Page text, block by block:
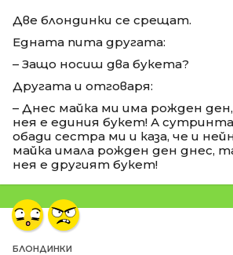
Две блондинки се срещат.
Едната пита другата:
– Защо носиш два букета?
Другата и отговаря:
– Днес майка ми има рожден ден,
нея е единия букет! А
обади сестра ми и каза, че и
майка имала рожден ден днес,
нея е другият букет!
БЛОНДИНКИ